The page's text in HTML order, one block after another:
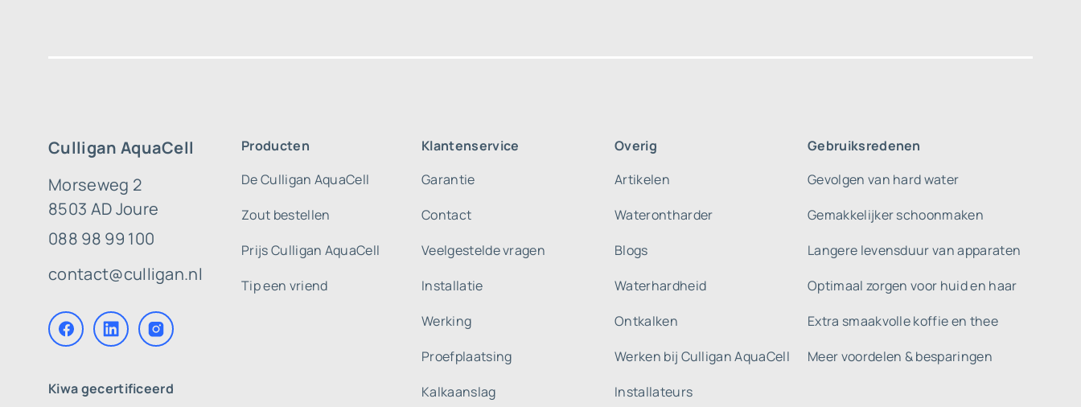
Culligan AquaCell
Morseweg 2
8503 AD Joure
088 98 99 100
contact@culligan.nl
Kiwa gecertificeerd
Producten
De Culligan AquaCell
Zout bestellen
Prijs Culligan AquaCell
Tip een vriend
Klantenservice
Garantie
Contact
Veelgestelde vragen
Installatie
Werking
Proefplaatsing
Kalkaanslag
Overig
Artikelen
Waterontharder
Blogs
Waterhardheid
Ontkalken
Werken bij Culligan AquaCell
Installateurs
Gebruiksredenen
Gevolgen van hard water
Gemakkelijker schoonmaken
Langere levensduur van apparaten
Optimaal zorgen voor huid en haar
Extra smaakvolle koffie en thee
Meer voordelen & besparingen